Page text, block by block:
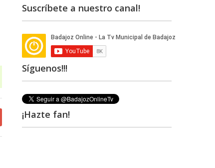
Suscríbete a nuestro canal!
Síguenos!!!
¡Hazte fan!